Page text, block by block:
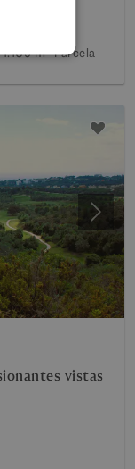
1.109 m² Parcela
vistas